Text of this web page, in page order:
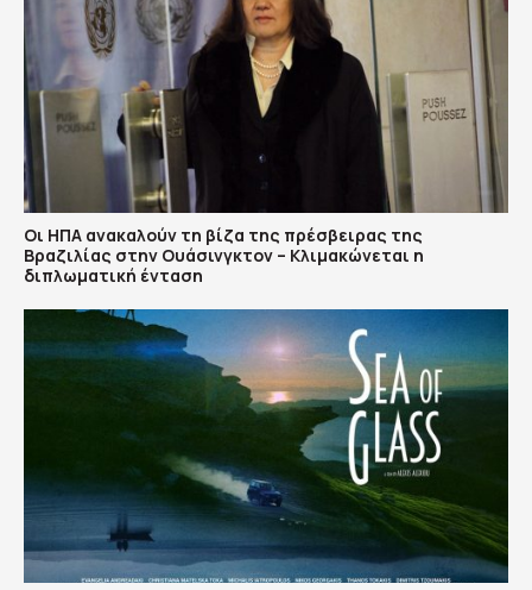
Οι ΗΠΑ ανακαλούν τη βίζα της πρέσβειρας της
Βραζιλίας στην Ουάσινγκτον – Κλιμακώνεται η
διπλωματική ένταση